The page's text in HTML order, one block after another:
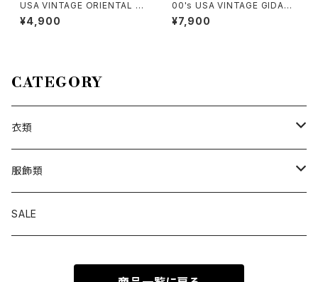
USA VINTAGE ORIENTAL D
ESIGN EARRING/アメリカ古着
オリエンタルデザインピアス
¥4,900
00's USA VINTAGE GIDAN
SHARK HAND DRAWING DE
SIGN MINI T SHIRT/アメリカ
¥7,900
CATEGORY
衣類
トップス
カットソー
ボトムス
服飾類
バッグ
SALE